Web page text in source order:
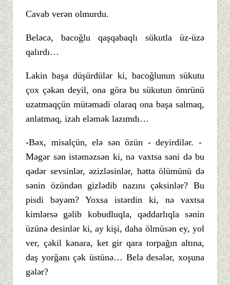
Cavab verən olmurdu.
Beləcə, bacoğlu qaşqabaqlı sükutla üz-üzə
qalırdı…
Lakin başa düşürdülər ki, bacoğlunun sükutu
çox çəkən deyil, ona görə bu sükutun ömrünü
uzatmaqçün mütəmadi olaraq ona başa salmaq,
anlatmaq, izah eləmək lazımdı…
-Bəx, misalçün, elə sən özün - deyirdilər. -
Məgər sən istəməzsən ki, nə vaxtsa səni də bu
qədər sevsinlər, əzizləsinlər, hətta ölümünü də
sənin özündən gizlədib nazını çəksinlər? Bu
pisdi bəyəm? Yoxsa istərdin ki, nə vaxtsa
kimlərsə gəlib kobudluqla, qəddarlıqla sənin
üzünə desinlər ki, ay kişi, daha ölmüsən ey, yol
ver, çəkil kənara, ket gir qara torpağın altına,
daş yorğanı çək üstünə… Belə desələr, xoşuna
gələr?